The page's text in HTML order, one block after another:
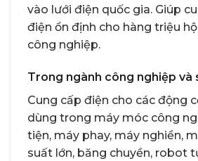
vào lưới điện quốc gia. Giúp
điện ổn định cho hàng triệu
công nghiệp.
Trong ngành công nghiệp và
Cung cấp điện cho các động
dùng trong máy móc công
tiện, máy phay, máy nghiền,
suất lớn, băng chuyền, robot